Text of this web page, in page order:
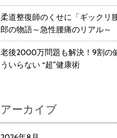
柔道整復師のくせに「ギックリ
郎の物語～急性腰痛のリアル～
老後2000万問題も解決！9割の
ういらない “超”健康術
アーカイブ